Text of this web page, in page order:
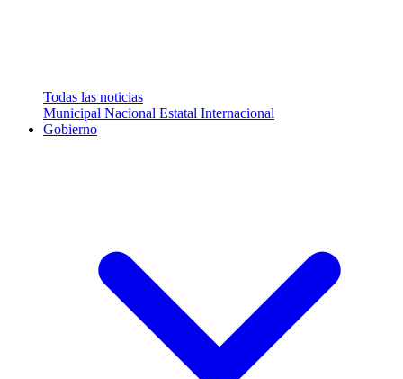
Todas las noticias
Municipal Nacional Estatal Internacional
Gobierno